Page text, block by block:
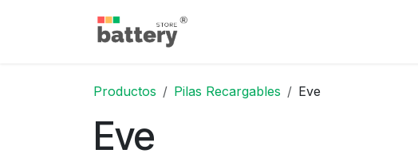
Productos Pilas Recargables Eve
Eve